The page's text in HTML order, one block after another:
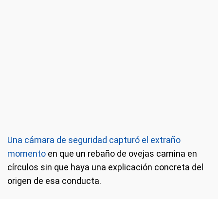
Una cámara de seguridad capturó el extraño
momento en que un rebaño de ovejas camina en
círculos sin que haya una explicación concreta del
origen de esa conducta.